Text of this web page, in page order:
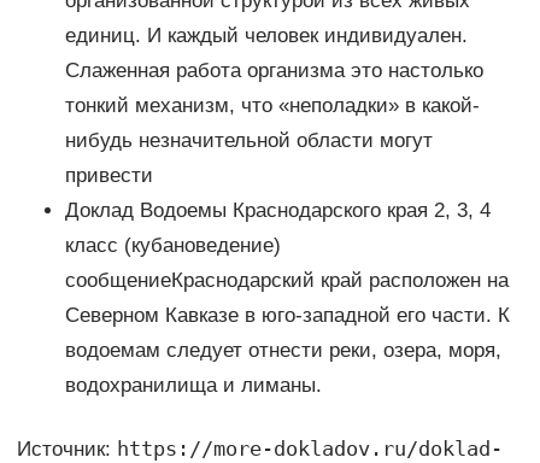
единиц. И каждый человек индивидуален.
Слаженная работа организма это настолько
тонкий механизм, что «неполадки» в какой-
нибудь незначительной области могут
привести
Доклад Водоемы Краснодарского края 2, 3, 4
класс (кубановедение)
сообщениеКраснодарский край расположен на
Северном Кавказе в юго-западной его части. К
водоемам следует отнести реки, озера, моря,
водохранилища и лиманы.
Источник: https://more-dokladov.ru/doklad-